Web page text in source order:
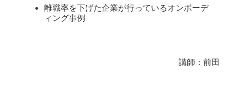
離職率を下げた企業が行っているオンボーデ
ィング事例
講師：前田